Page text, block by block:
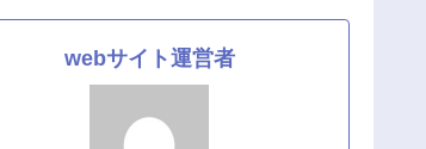
webサイト運営者